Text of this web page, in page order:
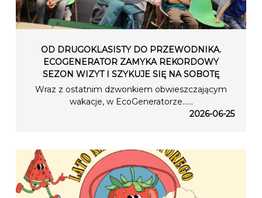
OD DRUGOKLASISTY DO PRZEWODNIKA.
ECOGENERATOR ZAMYKA REKORDOWY
SEZON WIZYT I SZYKUJE SIĘ NA SOBOTĘ
Wraz z ostatnim dzwonkiem obwieszczającym
wakacje, w EcoGeneratorze…...
2026-06-25